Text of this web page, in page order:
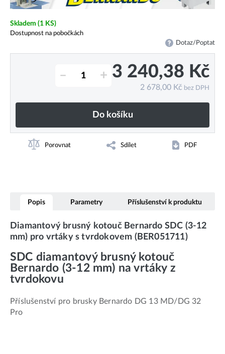
Skladem (1 KS)
Dostupnost na pobočkách
Dotaz/Poptat
– + 3 240,38 Kč
2 678,00 Kč bez DPH
Do košíku
Porovnat Sdílet PDF
Popis Parametry Příslušenství k produktu
Diamantový brusný kotouč Bernardo SDC (3-12
mm) pro vrtáky s tvrdokovem (BER051711)
SDC diamantový brusný kotouč
Bernardo (3-12 mm) na vrtáky z
tvrdokovu
Příslušenství pro brusky Bernardo DG 13 MD/DG 32
Pro